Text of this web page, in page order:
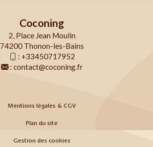
Coconing
2, Place Jean Moulin
74200 Thonon-les-Bains
: +33450717952
: contact@coconing.fr
Mentions légales & CGV
Plan du site
Gestion des cookies